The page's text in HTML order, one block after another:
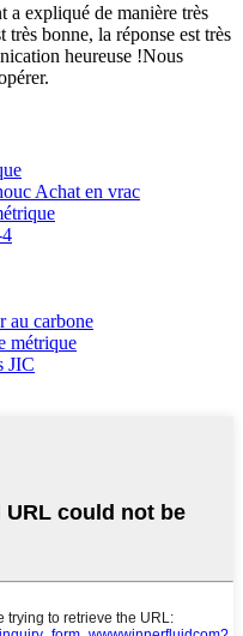
a expliqué de manière très
bonne, la réponse est très
heureuse !Nous
Achat en vrac
au carbone
métrique
JIC